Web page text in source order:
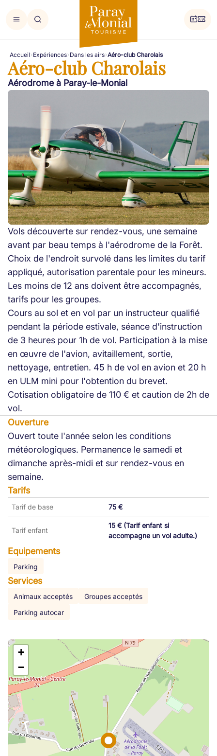
Accueil Expériences Dans les airs Aéro-club Charolais
Aéro-club Charolais
Aérodrome à Paray-le-Monial
Vols découverte sur rendez-vous, une semaine
avant par beau temps à l'aérodrome de la Forêt.
Choix de l'endroit survolé dans les limites du tarif
appliqué, autorisation parentale pour les mineurs.
Les moins de 12 ans doivent être accompagnés,
tarifs pour les groupes.
Cours au sol et en vol par un instructeur qualifié
pendant la période estivale, séance d'instruction
de 3 heures pour 1h de vol. Participation à la mise
en œuvre de l'avion, avitaillement, sortie,
nettoyage, entretien. 45 h de vol en avion et 20 h
en ULM mini pour l'obtention du brevet.
Cotisation obligatoire de 110 € et caution de 2h de
vol.
Ouverture
Ouvert toute l'année selon les conditions
météorologiques. Permanence le samedi et
dimanche après-midi et sur rendez-vous en
semaine.
Tarifs
Tarif de base 75 €
Tarif enfant
15 € (Tarif enfant si
accompagne un vol adulte.)
Equipements
Parking
Services
Animaux acceptés
Groupes acceptés
Parking autocar
+
−